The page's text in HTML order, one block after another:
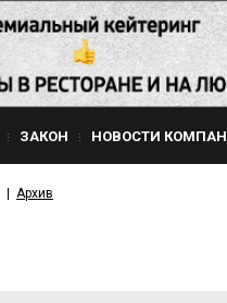
ЗАКОН НОВОСТИ
Архив